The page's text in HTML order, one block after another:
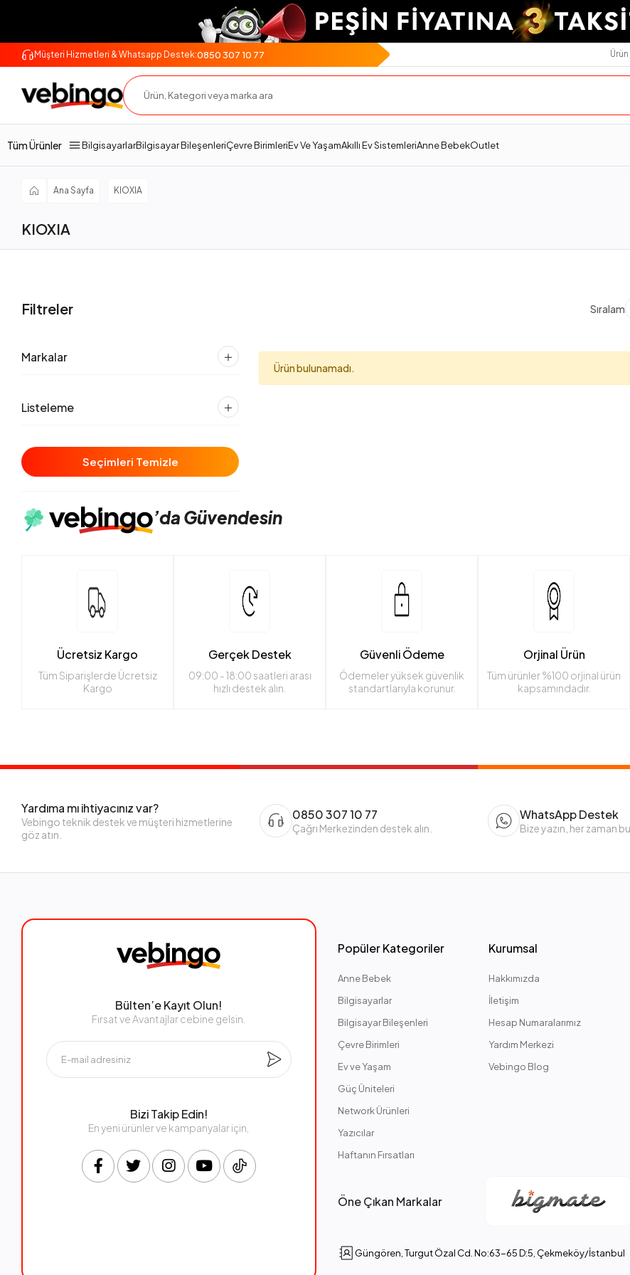
Müşteri Hizmetleri & Whatsapp Destek:0850 307 10 77
Tüm Ürünler BilgisayarlarBilgisayar BileşenleriÇevre BirimleriEv Ve YaşamAkıllı Ev SistemleriAnne BebekOutlet
Ana Sayfa KIOXIA
KIOXIA
Filtreler Sıralama
Markalar
Listeleme
Seçimleri Temizle
Ürün bulunamadı.
’da Güvendesin
Ücretsiz Kargo
Tüm Siparişlerde Ücretsiz
Kargo
Gerçek Destek
09:00 - 18:00 saatleri arası
hızlı destek alın.
Güvenli Ödeme
Ödemeler yüksek güvenlik
standartlarıyla korunur.
Orjinal Ürün
Tüm ürünler %100 orjinal ürün
kapsamındadır.
Yardıma mı ihtiyacınız var?
Vebingo teknik destek ve müşteri hizmetlerine
göz atın.
0850 307 10 77
Çağrı Merkezinden destek alın.
WhatsApp Destek
Bize yazın, her zaman
Bülten’e Kayıt Olun!
Fırsat ve Avantajlar cebine gelsin.
Bizi Takip Edin!
En yeni ürünler ve kampanyalar için,
Popüler Kategoriler
Anne Bebek
Bilgisayarlar
Bilgisayar Bileşenleri
Çevre Birimleri
Ev ve Yaşam
Güç Üniteleri
Network Ürünleri
Yazıcılar
Haftanın Fırsatları
Kurumsal
Hakkımızda
İletişim
Hesap Numaralarımız
Yardım Merkezi
Vebingo Blog
Öne Çıkan Markalar
Güngören, Turgut Özal Cd. No:63-65 D:5, Çekmeköy/İstanbul